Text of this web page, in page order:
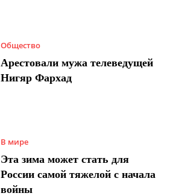
Общество
Арестовали мужа телеведущей
Нигяр Фархад
В мире
Эта зима может стать для
России самой тяжелой с начала
войны